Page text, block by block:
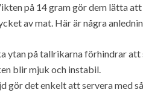
på 14 gram gör dem lätta
av mat. Här är några
ytan på tallrikarna förhindrar att
blir mjuk och instabil.
gör det enkelt att servera med